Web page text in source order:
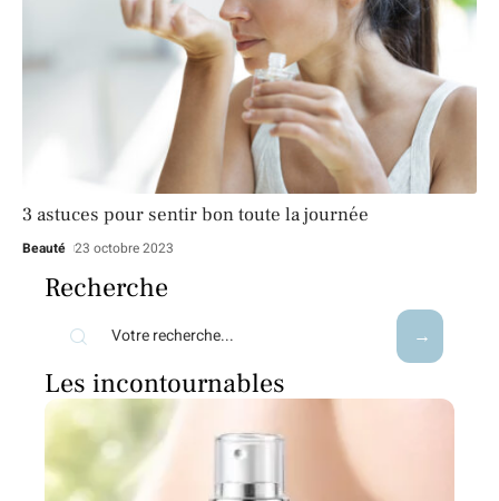
3 astuces pour sentir bon toute la journée
Beauté 23 octobre 2023
Recherche
Les incontournables